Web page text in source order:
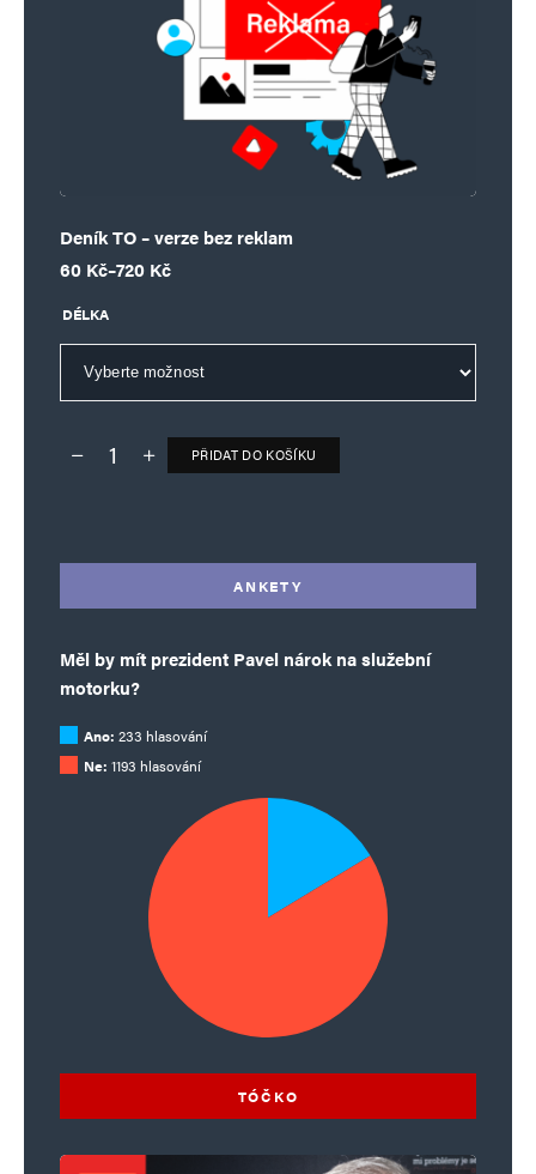
Deník TO – verze bez reklam
60 Kč–720 Kč
Rozpětí cen: 60 Kč až 720 Kč
DÉLKA
Deník TO – verze bez reklam množství
PŘIDAT DO KOŠÍKU
ANKETY
Měl by mít prezident Pavel nárok na služební
motorku?
Ano: 233 hlasování
Ne: 1193 hlasování
TÓČKO